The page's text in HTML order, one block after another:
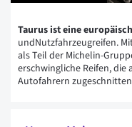
Taurus ist eine
undNutzfahrzeugreifen.
als Teil der Michelin-
erschwingliche Reifen, die
Autofahrern